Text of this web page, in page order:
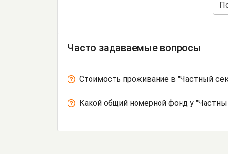
Часто задаваемые вопросы
Стоимость проживание в "Частный
Какой общий номерной фонд у